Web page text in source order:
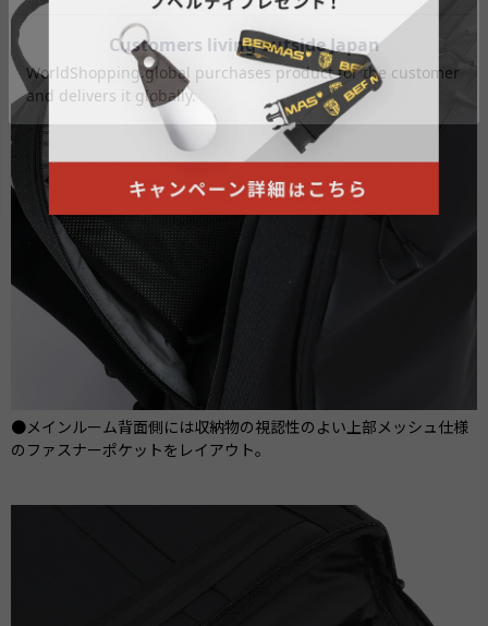
●メインルーム背面側には収納物の視認性のよい上部メッシュ仕様
のファスナーポケットをレイアウト。